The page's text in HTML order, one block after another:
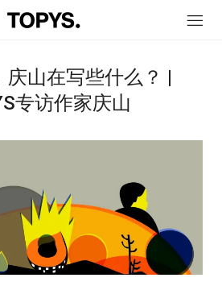
庆山在写些什么？ |
专访作家庆山